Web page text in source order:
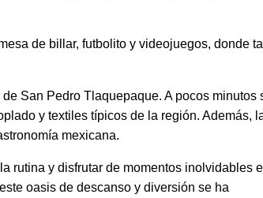
de billar, futbolito y videojuegos, donde
San Pedro Tlaquepaque. A pocos minutos
y textiles típicos de la región. Además,
mexicana.
rutina y disfrutar de momentos inolvidables
oasis de descanso y diversión se ha